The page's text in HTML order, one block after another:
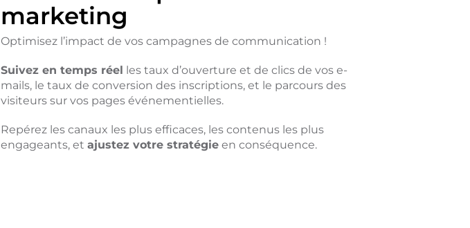
marketing
Optimisez l’impact de vos campagnes de communication !
Suivez en temps réel les taux d’ouverture et de clics de vos e-
mails, le taux de conversion des inscriptions, et le parcours des
visiteurs sur vos pages événementielles.
Repérez les canaux les plus efficaces, les contenus les plus
engageants, et ajustez votre stratégieen conséquence.